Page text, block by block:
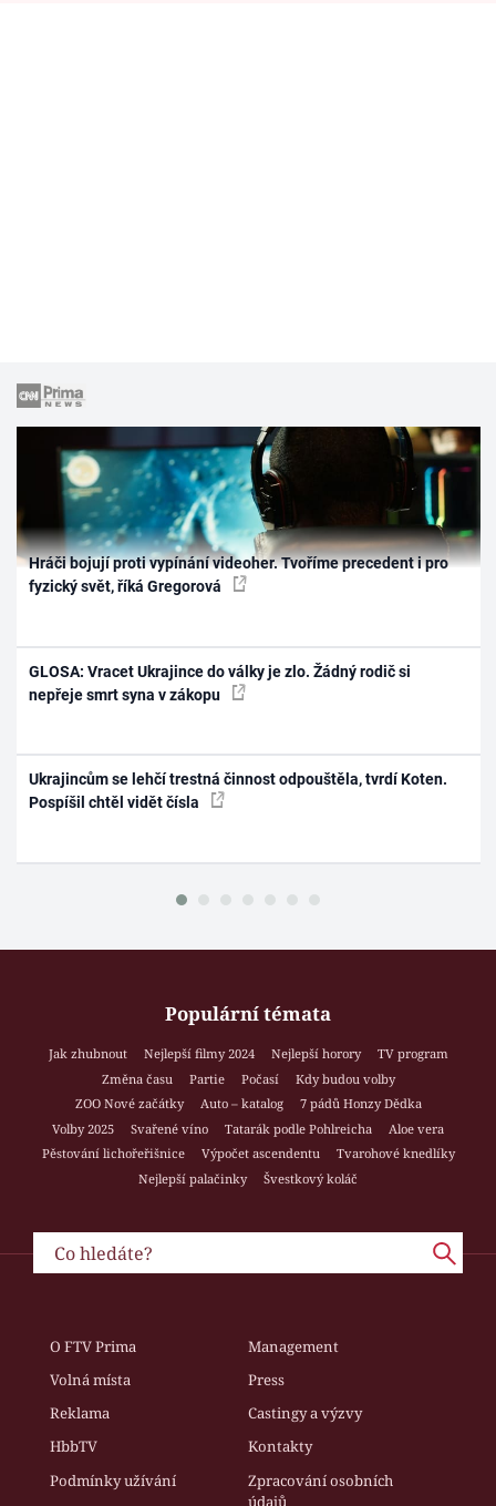
Hráči bojují proti vypínání videoher. Tvoříme precedent i pro
fyzický svět, říká Gregorová
GLOSA: Vracet Ukrajince do války je zlo. Žádný rodič si
nepřeje smrt syna v zákopu
Ukrajincům se lehčí trestná činnost odpouštěla, tvrdí Koten.
Pospíšil chtěl vidět čísla
Populární témata
Jak zhubnout Nejlepší filmy 2024 Nejlepší horory
TV program
Změna času
Partie Počasí
Kdy budou volby
ZOO Nové začátky
Auto – katalog
7 pádů Honzy Dědka
Volby 2025
Svařené víno Tatarák podle Pohlreicha
Aloe vera
Pěstování lichořeřišnice
Výpočet ascendentu
Tvarohové knedlíky
Nejlepší palačinky
Švestkový koláč
O FTV Prima
Management
Volná místa
Press
Reklama
Castingy a výzvy
HbbTV
Kontakty
Podmínky užívání
Zpracování osobních
údajů